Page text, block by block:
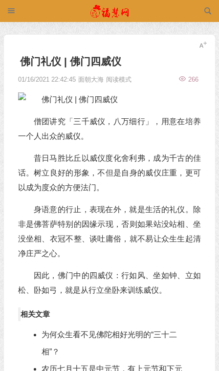
佛门礼仪 | 佛门四威仪
01/16/2021 22:42:45 面朝大海 266
阅读模式
僧团讲究「三千威仪，八万细行」，用意在培养
一个人出众的威仪。
昔日马胜比丘以威仪度化舍利弗，成为千古的佳
话。树立良好的形象，不但是自身的威仪庄重，更可
以成为度众的方便法门。
身语意的行止，表现在外，就是生活的礼仪。除
非是佛菩萨特别的因缘示现，否则如果站没站相、坐
没坐相、衣冠不整、谈吐庸俗，就不易让众生生起清
净庄严之心。
因此，佛门中的四威仪：行如风、坐如钟、立如
松、卧如弓，就是从行立坐卧来训练威仪。
相关文章
为何众生看不见佛陀相好光明的“三十二
相”？
农历七月十五是中元节，有上元节和下元